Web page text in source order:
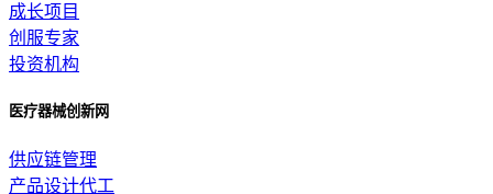
成长项目
创服专家
投资机构
医疗器械创新网
供应链管理
产品设计代工